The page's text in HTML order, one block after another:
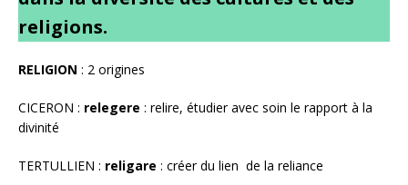
religions.
RELIGION : 2 origines
CICERON : relegere : relire, étudier avec soin le rapport à la
divinité
TERTULLIEN : religare : créer du lien de la reliance